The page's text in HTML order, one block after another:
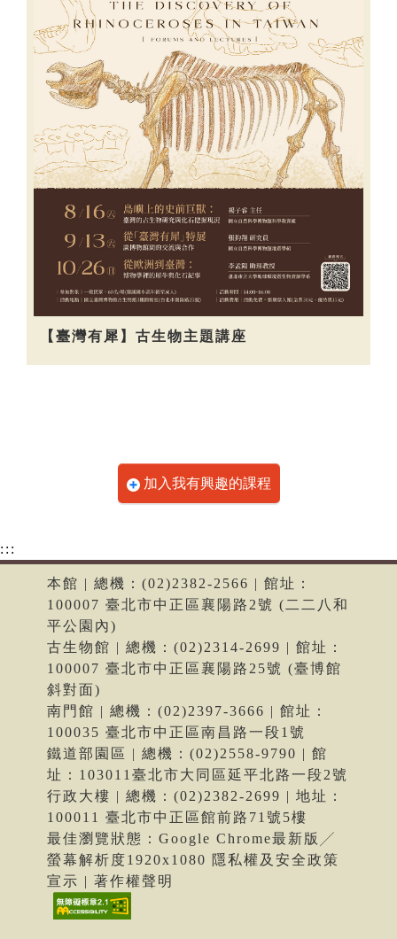
【臺灣有犀】古生物主題講座
加入我有興趣的課程
:::
本館 | 總機：(02)2382-2566 | 館址：
100007 臺北市中正區襄陽路2號 (二二八和
平公園內)
古生物館 | 總機：(02)2314-2699 | 館址：
100007 臺北市中正區襄陽路25號 (臺博館
斜對面)
南門館 | 總機：(02)2397-3666 | 館址：
100035 臺北市中正區南昌路一段1號
鐵道部園區 | 總機：(02)2558-9790 | 館
址：103011臺北市大同區延平北路一段2號
行政大樓 | 總機：(02)2382-2699 | 地址：
100011 臺北市中正區館前路71號5樓
最佳瀏覽狀態：Google Chrome最新版╱
螢幕解析度1920x1080 隱私權及安全政策
宣示 | 著作權聲明